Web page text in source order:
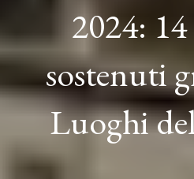
2024:
sostenuti
Luoghi